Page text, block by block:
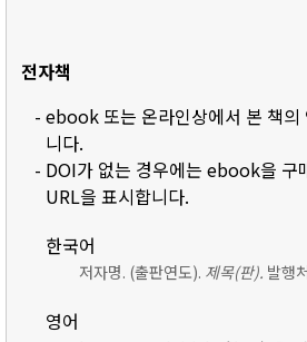
전자책
- ebook 또는 온라인상에서 본 책의
니다.
- DOI가 없는 경우에는 ebook을 구
URL을 표시합니다.
한국어
저자명. (출판연도). 제목(판). 발행
영어